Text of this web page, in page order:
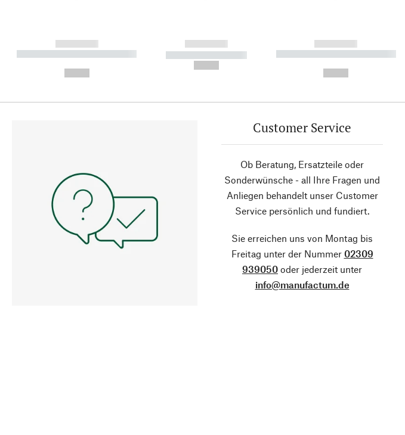
------------
----------- ----------- ----------
------------
----------- -----------
------------
----------- ----------- ----------
Customer Service
Ob Beratung, Ersatzteile oder
Sonderwünsche - all Ihre Fragen und
Anliegen behandelt unser Customer
Service persönlich und fundiert.
Sie erreichen uns von Montag bis
Freitag unter der Nummer 02309
939050 oder jederzeit unter
info@manufactum.de